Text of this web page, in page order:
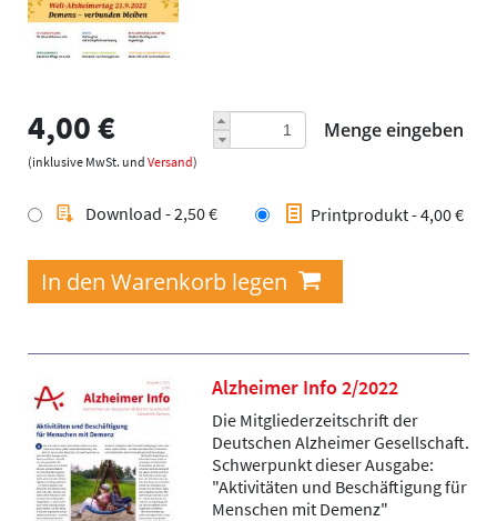
4,00 €
(inklusive MwSt. und Versand)
Printprodukt - 4,00 €
Download - 2,50 €
Menge eingeben
Alzheimer Info 2/2022
Die Mitgliederzeitschrift der
Deutschen Alzheimer Gesellschaft.
Schwerpunkt dieser Ausgabe:
"Aktivitäten und Beschäftigung für
Menschen mit Demenz"